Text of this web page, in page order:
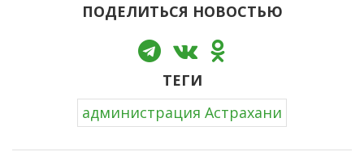
ПОДЕЛИТЬСЯ НОВОСТЬЮ
ТЕГИ
администрация Астрахани